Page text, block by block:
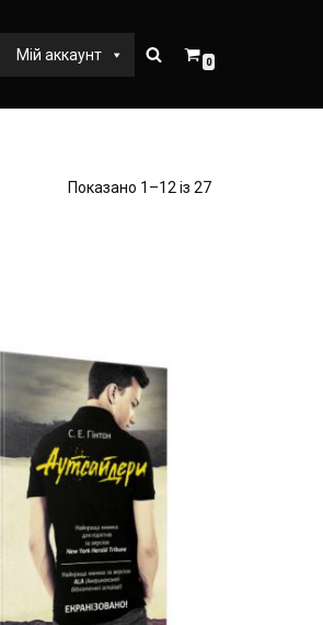
Мій аккаунт 0
Показано 1–12 із 27